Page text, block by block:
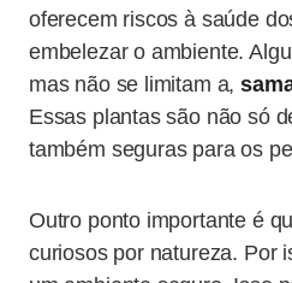
oferecem riscos à saúde
embelezar o ambiente.
mas não se limitam a,
Essas plantas são não só
também seguras para os
Outro ponto importante é
curiosos por natureza. Por